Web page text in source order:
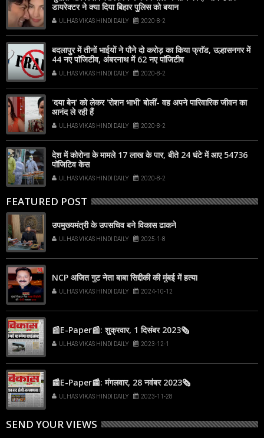
डायरेक्टर ने क्या दिया बिहार पुलिस को बयान
ULHAS VIKAS HINDI DAILY 2020-8-2
बदलापुर में तीनों भाईयों ने पौने दो करोड़ का किया फ्राॅड, उल्हासनगर में
44 नए पाॅजिटीव, अंबरनाथ में 62 नए पाॅजिटीव
ULHAS VIKAS HINDI DAILY 2020-8-2
'दया बेन' को लेकर 'रोशन भाभी' बोलीं- वह अपने पारिवारिक जीवन का
आनंद ले रही हैं
ULHAS VIKAS HINDI DAILY 2020-8-2
देश में कोरोना के मामले 17 लाख के पार, बीते 24 घंटे में आए 54736
पॉजिटिव केस
ULHAS VIKAS HINDI DAILY 2020-8-2
FEATURED POST
उपमुख्यमंत्री के उपसचिव बने विकास ढाकने
ULHAS VIKAS HINDI DAILY 2025-1-8
NCP अजित गुट नेता बाबा सिद्दीकी की मुंबई में हत्या
ULHAS VIKAS HINDI DAILY 2024-10-12
📰E-Paper📰: शुक्रवार, 1 दिसंबर 2023🗞
ULHAS VIKAS HINDI DAILY 2023-12-1
📰E-Paper📰: मंगलवार, 28 नवंबर 2023🗞
ULHAS VIKAS HINDI DAILY 2023-11-28
SEND YOUR VIEWS